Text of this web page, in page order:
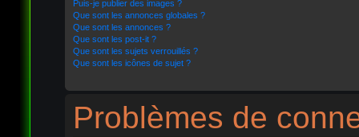
Puis-je publier des images ?
Que sont les annonces globales ?
Que sont les annonces ?
Que sont les post-it ?
Que sont les sujets verrouillés ?
Que sont les icônes de sujet ?
Problèmes de